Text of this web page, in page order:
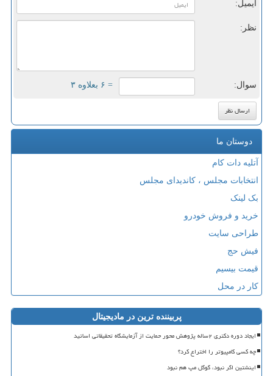
ایمیل:
نظر:
سوال: = ۶ بعلاوه ۳
دوستان ما
آتلیه دات کام
انتخابات مجلس ، کاندیدای مجلس
بک لینک
خرید و فروش خودرو
طراحی سایت
فیش حج
قیمت بیسیم
کار در محل
پربیننده ترین در مادیجیتال
ایجاد دوره دکتری ۲ساله پژوهش محور حمایت از آزمایشگاه تحقیقاتی اساتید
چه کسی کامپیوتر را اختراع کرد؟
اینشتین اگر نبود، گوگل مپ هم نبود